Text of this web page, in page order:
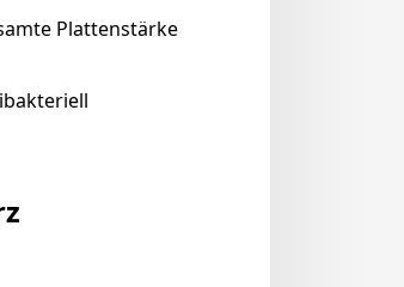
Plattenstärke